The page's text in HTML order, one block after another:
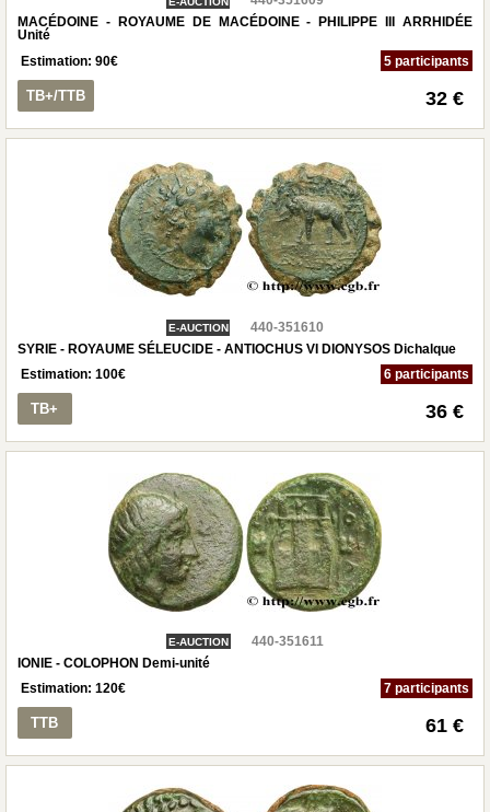
MACÉDOINE - ROYAUME DE MACÉDOINE - PHILIPPE III ARRHIDÉE
Unité
Estimation: 90€ 5 participants
TB+/TTB 32 €
E-AUCTION
440-351610
SYRIE - ROYAUME SÉLEUCIDE - ANTIOCHUS VI DIONYSOS Dichalque
Estimation: 100€ 6 participants
TB+ 36 €
E-AUCTION
440-351611
IONIE - COLOPHON Demi-unité
Estimation: 120€ 7 participants
TTB 61 €